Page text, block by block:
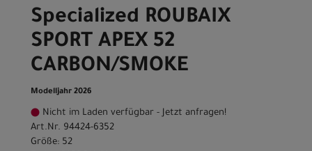
Specialized ROUBAIX
SPORT APEX 52
CARBON/SMOKE
Modelljahr 2026
Nicht im Laden verfügbar - Jetzt anfragen!
Art.Nr. 94424-6352
Größe: 52